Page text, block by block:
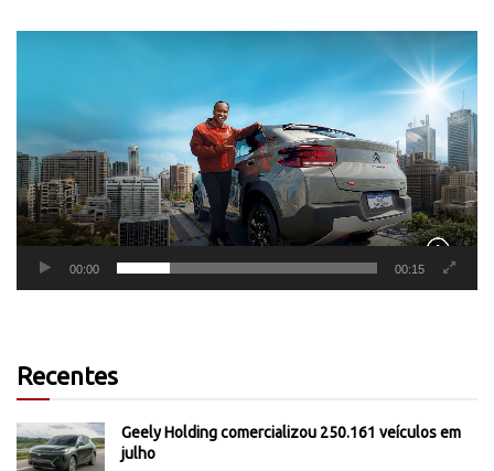
00:00 00:15
Recentes
Geely Holding comercializou 250.161 veículos em
julho